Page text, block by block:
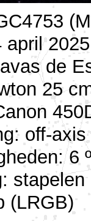
april
de
25
off-
6
(LRGB)